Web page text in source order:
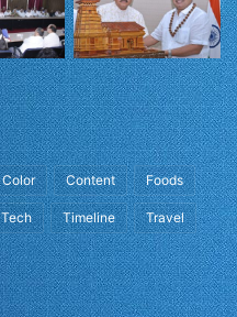
Color Content Foods
Tech Timeline Travel